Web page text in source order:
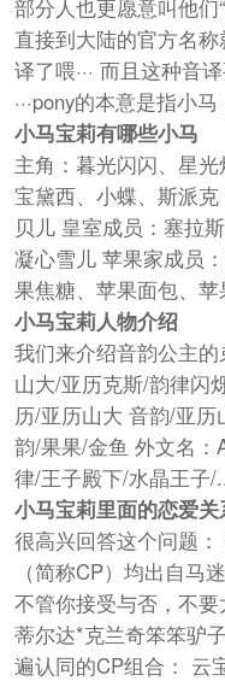
部分人也更愿意叫他们
直接到大陆的官方名
译了喂··· 而且这种音
···pony的本意是指小
小马宝莉有哪些小马
主角：暮光闪闪、星
宝黛西、小蝶、斯派
贝儿 皇室成员：塞拉
凝心雪儿 苹果家成员
果焦糖、苹果面包、
小马宝莉人物介绍
我们来介绍音韵公主
山大/亚历克斯/韵律闪
历/亚历山大 音韵/亚
韵/果果/金鱼 外文名：
律/王子殿下/水晶王子/
小马宝莉里面的恋爱关
很高兴回答这个问题
（简称CP）均出自马
不管你接受与否，不
蒂尔达*克兰奇笨笨驴
遍认同的CP组合： 云